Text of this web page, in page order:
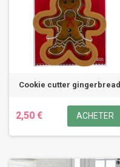
Cookie cutter gingerbread
2,50 € ACHETER